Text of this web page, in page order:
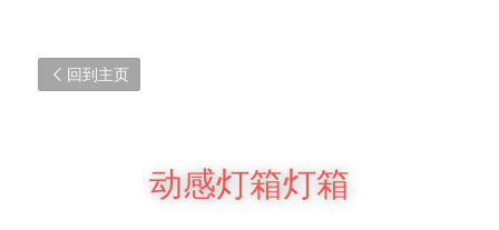
回到主页
动感灯箱灯箱